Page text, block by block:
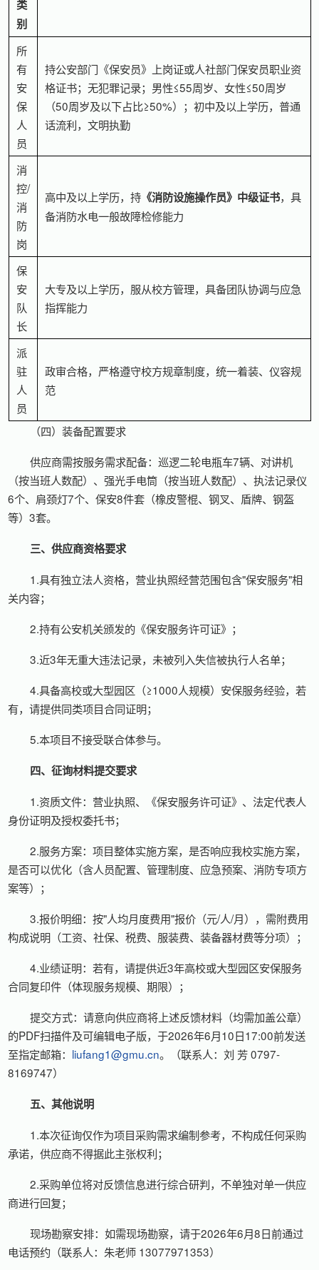
类
别
所
有
安
保
人
员
持公安部门《保安员》上岗证或人社部门保安员职业资
格证书；无犯罪记录；男性≤55周岁、女性≤50周岁
（50周岁及以下占比≥50%）；初中及以上学历，普通
话流利，文明执勤
消
控/
消
防
岗
高中及以上学历，持《消防设施操作员》中级证书，具
备消防水电一般故障检修能力
保
安
队
长
大专及以上学历，服从校方管理，具备团队协调与应急
指挥能力
派
驻
人
员
政审合格，严格遵守校方规章制度，统一着装、仪容规
范
（四）装备配置要求
供应商需按服务需求配备：巡逻二轮电瓶车7辆、对讲机
（按当班人数配）、强光手电筒（按当班人数配）、执法记录仪
6个、肩颈灯7个、保安8件套（橡皮警棍、钢叉、盾牌、钢盔
等）3套。
三、供应商资格要求
1.具有独立法人资格，营业执照经营范围包含"保安服务"相
关内容；
2.持有公安机关颁发的《保安服务许可证》；
3.近3年无重大违法记录，未被列入失信被执行人名单；
4.具备高校或大型园区（≥1000人规模）安保服务经验，若
有，请提供同类项目合同证明；
5.本项目不接受联合体参与。
四、征询材料提交要求
1.资质文件：营业执照、《保安服务许可证》、法定代表人
身份证明及授权委托书；
2.服务方案：项目整体实施方案，是否响应我校实施方案，
是否可以优化（含人员配置、管理制度、应急预案、消防专项方
案等）；
3.报价明细：按"人均月度费用"报价（元/人/月），需附费用
构成说明（工资、社保、税费、服装费、装备器材费等分项）；
4.业绩证明：若有，请提供近3年高校或大型园区安保服务
合同复印件（体现服务规模、期限）；
提交方式：请意向供应商将上述反馈材料（均需加盖公章）
的PDF扫描件及可编辑电子版，于2026年6月10日17:00前发送
至指定邮箱： liufang1@gmu.cn。（联系人：刘 芳 0797-
8169747）
五、其他说明
1.本次征询仅作为项目采购需求编制参考，不构成任何采购
承诺，供应商不得据此主张权利；
2.采购单位将对反馈信息进行综合研判，不单独对单一供应
商进行回复；
现场勘察安排：如需现场勘察，请于2026年6月8日前通过
电话预约（联系人：朱老师 13077971353）